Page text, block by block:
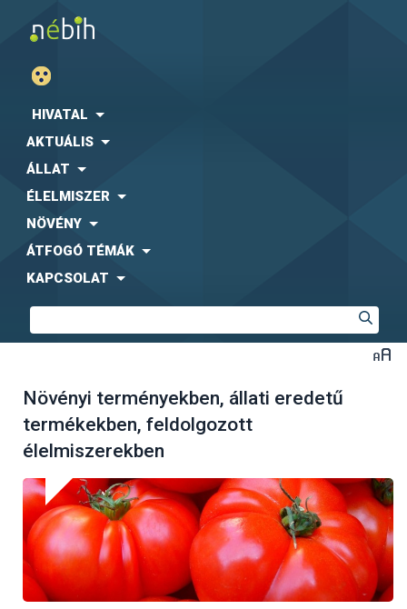
HIVATAL
AKTUÁLIS
ÁLLAT
ÉLELMISZER
NÖVÉNY
ÁTFOGÓ TÉMÁK
KAPCSOLAT
Növényi terményekben, állati eredetű
termékekben, feldolgozott
élelmiszerekben